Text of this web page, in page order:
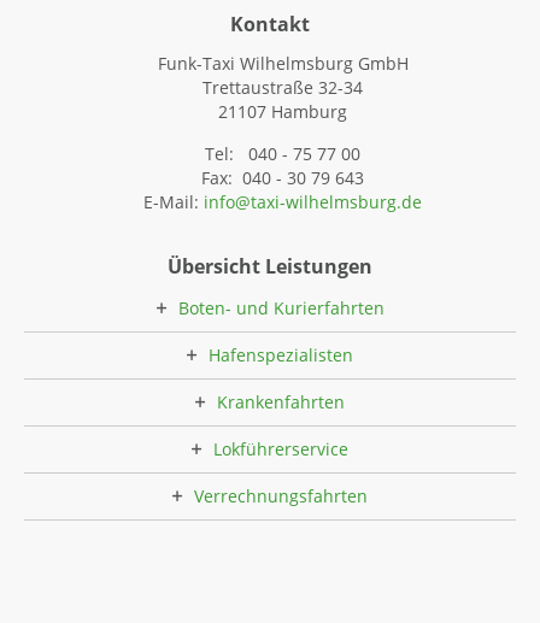
Kontakt
Funk-Taxi Wilhelmsburg GmbH
Trettaustraße 32-34
21107 Hamburg
Tel: 040 - 75 77 00
Fax: 040 - 30 79 643
E-Mail: info@taxi-wilhelmsburg.de
Übersicht Leistungen
Boten- und Kurierfahrten
Hafenspezialisten
Krankenfahrten
Lokführerservice
Verrechnungsfahrten